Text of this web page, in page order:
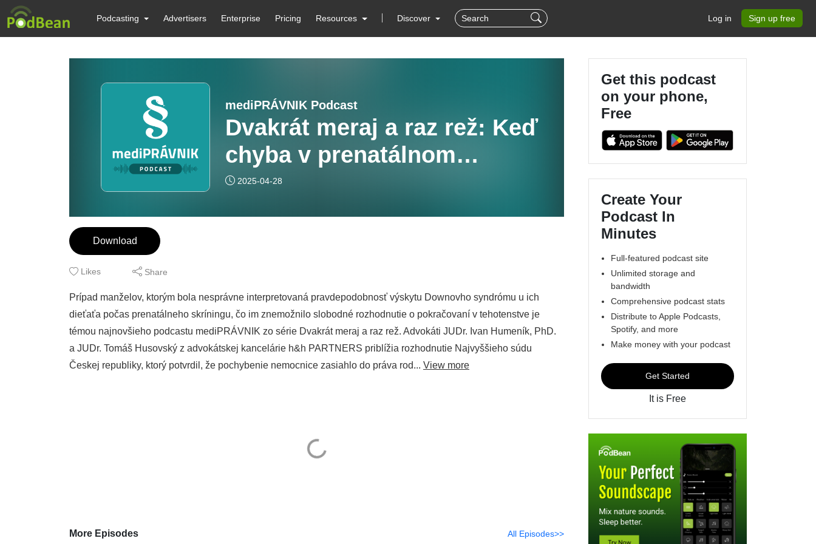
Podcasting Advertisers Enterprise Pricing Resources Discover Log in Sign up free
mediPRÁVNIK Podcast
Dvakrát meraj a raz rež: Keď
chyba v prenatálnom
skríningu vezme rodičom
2025-04-28
Download
Likes Share
Prípad manželov, ktorým bola nesprávne interpretovaná pravdepodobnosť výskytu Downovho syndrómu u ich
dieťaťa počas prenatálneho skríningu, čo im znemožnilo slobodné rozhodnutie o pokračovaní v tehotenstve je
témou najnovšieho podcastu mediPRÁVNIK zo série Dvakrát meraj a raz rež. Advokáti JUDr. Ivan Humeník, PhD.
a JUDr. Tomáš Husovský z advokátskej kancelárie h&h PARTNERS priblížia rozhodnutie Najvyššieho súdu
Českej republiky, ktorý potvrdil, že pochybenie nemocnice zasiahlo do práva rod... View more
More Episodes All Episodes>>
Get this podcast
on your phone,
Free
Create Your
Podcast In
Minutes
Full-featured podcast site
Unlimited storage and
bandwidth
Comprehensive podcast stats
Distribute to Apple Podcasts,
Spotify, and more
Make money with your podcast
Get Started
It is Free